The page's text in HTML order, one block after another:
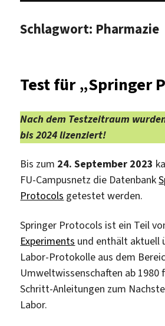
Schlagwort: Pharmazie
Test für „Springer
Nach dem Testzeitraum
bis 2024 lizenziert!
Bis zum 24. September 2023
FU-Campusnetz die Datenbank
Protocols getestet werden.
Springer Protocols ist ein Teil
Experiments und enthält aktuell
Labor-Protokolle aus dem
Umweltwissenschaften ab
Schritt-Anleitungen zum
Labor.